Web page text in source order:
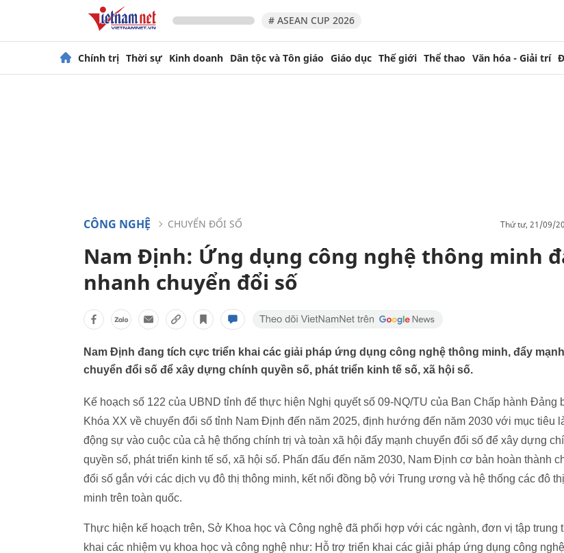
# ASEAN CUP 2026
Chính trị Thời sự Kinh doanh Dân tộc và Tôn giáo Giáo dục Thế giới Thể thao Văn hóa - Giải trí
CÔNG NGHỆ CHUYỂN ĐỔI SỐ thứ tư, 21/09/
Nam Định: Ứng dụng công nghệ thông minh
nhanh chuyển đổi số
Nam Định đang tích cực triển khai các giải pháp ứng dụng công nghệ thông minh, đẩy mạnh
chuyển đổi số để xây dựng chính quyền số, phát triển kinh tế số, xã hội số.
Kế hoạch số 122 của UBND tỉnh để thực hiện Nghị quyết số 09-NQ/TU của Ban Chấp hành Đảng
Khóa XX về chuyển đổi số tỉnh Nam Định đến năm 2025, định hướng đến năm 2030 với mục tiêu
động sự vào cuộc của cả hệ thống chính trị và toàn xã hội đẩy mạnh chuyển đổi số để xây dựng
quyền số, phát triển kinh tế số, xã hội số. Phấn đấu đến năm 2030, Nam Định cơ bản hoàn thành
đổi số gắn với các dịch vụ đô thị thông minh, kết nối đồng bộ với Trung ương và hệ thống các đô
minh trên toàn quốc.
Thực hiện kế hoạch trên, Sở Khoa học và Công nghệ đã phối hợp với các ngành, đơn vị tập trung
khai các nhiệm vụ khoa học và công nghệ như: Hỗ trợ triển khai các giải pháp ứng dụng công